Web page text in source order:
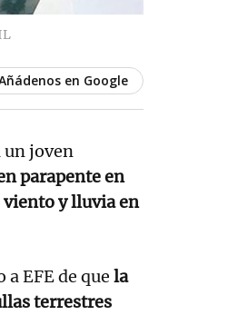
en Google
un joven
parapente en
viento y lluvia en
EFE de que la
terrestres